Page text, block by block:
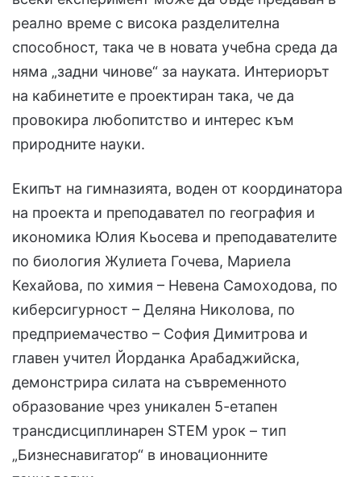
реално време с висока разделителна
способност, така че в новата учебна среда да
няма „задни чинове“ за науката. Интериорът
на кабинетите е проектиран така, че да
провокира любопитство и интерес към
природните науки.
Екипът на гимназията, воден от координатора
на проекта и преподавател по география и
икономика Юлия Кьосева и преподавателите
по биология Жулиета Гочева, Мариела
Кехайова, по химия – Невена Самоходова, по
киберсигурност – Деляна Николова, по
предприемачество – София Димитрова и
главен учител Йорданка Арабаджийска,
демонстрира силата на съвременното
образование чрез уникален 5-етапен
трансдисциплинарен STEM урок – тип
„Бизнеснавигатор“ в иновационните